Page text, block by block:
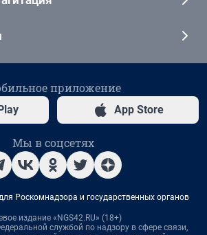
приложение
App Store
Мы в соцсетях
Роскомнадзора и государственных органов
издание «NGS42.RU» (18+)
службой по надзору в сфере связи,